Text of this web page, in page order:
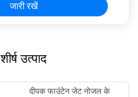
जारी रखें
शीर्ष उत्पाद
दीपक फाउंटेन जेट नोजल के